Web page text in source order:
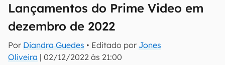
Lançamentos do Prime Video em
dezembro de 2022
Por Diandra Guedes • Editado por Jones
Oliveira | 02/12/2022 às 21:00
E-mail